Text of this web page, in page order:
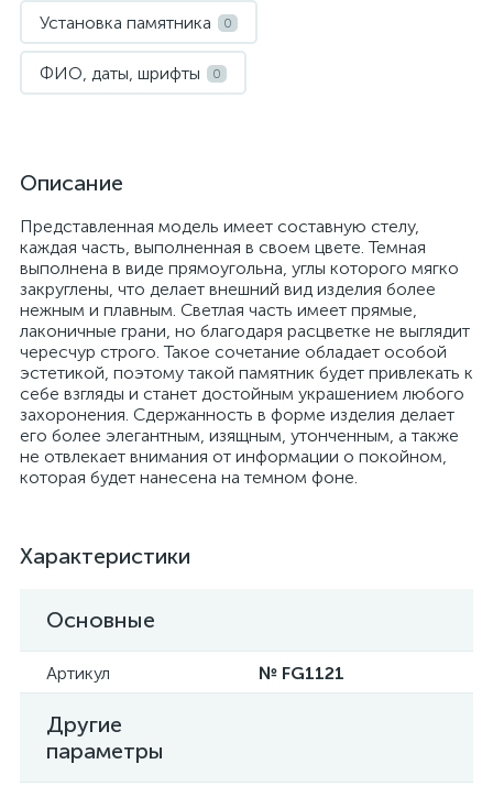
Установка памятника 0
ФИО, даты, шрифты 0
Описание
Представленная модель имеет составную стелу,
каждая часть, выполненная в своем цвете. Темная
выполнена в виде прямоугольна, углы которого мягко
закруглены, что делает внешний вид изделия более
нежным и плавным. Светлая часть имеет прямые,
лаконичные грани, но благодаря расцветке не выглядит
чересчур строго. Такое сочетание обладает особой
эстетикой, поэтому такой памятник будет привлекать к
себе взгляды и станет достойным украшением любого
захоронения. Сдержанность в форме изделия делает
его более элегантным, изящным, утонченным, а также
не отвлекает внимания от информации о покойном,
которая будет нанесена на темном фоне.
Характеристики
Основные
Артикул № FG1121
Другие
параметры